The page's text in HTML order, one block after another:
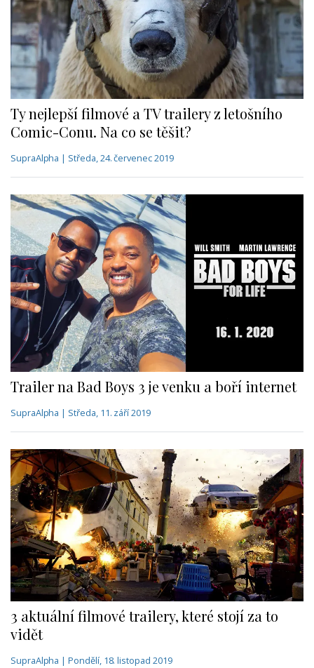
Ty nejlepší filmové a TV trailery z letošního
Comic-Conu. Na co se těšit?
SupraAlpha | Středa, 24. červenec 2019
Trailer na Bad Boys 3 je venku a boří internet
SupraAlpha | Středa, 11. září 2019
3 aktuální filmové trailery, které stojí za to
vidět
SupraAlpha | Pondělí, 18. listopad 2019